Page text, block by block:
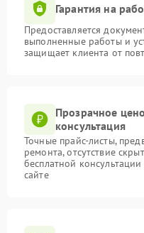
Гарантия на
Предоставляется
выполненные работы и
защищает клиента от
Прозрачное
консультация
Точные прайс-листы,
ремонта, отсутствие
бесплатной
сайте